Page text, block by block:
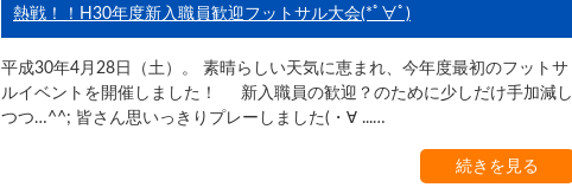
熱戦！！H30年度新入職員歓迎フットサル大会(*ﾟ∀ﾟ)
平成30年4月28日（土）。 素晴らしい天気に恵まれ、今年度最初のフットサ
ルイベントを開催しました！ 新入職員の歓迎？のために少しだけ手加減し
つつ…^^; 皆さん思いっきりプレーしました(・∀ ...…
続きを見る